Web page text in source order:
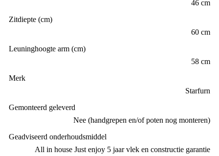
46 cm
Zitdiepte (cm)
60 cm
Leuninghoogte arm (cm)
58 cm
Merk
Starfurn
Gemonteerd geleverd
Nee (handgrepen en/of poten nog monteren)
Geadviseerd onderhoudsmiddel
All in house Just enjoy 5 jaar vlek en constructie garantie